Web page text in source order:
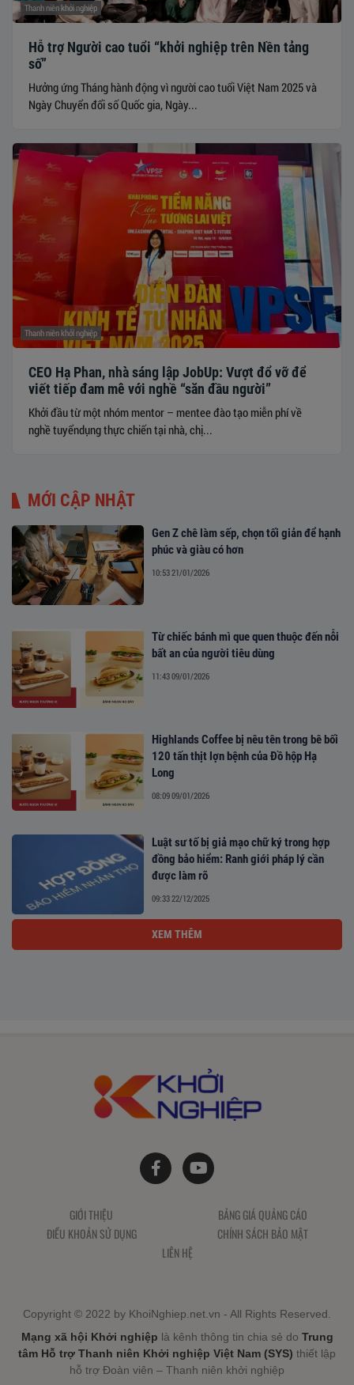
Thanh niên khởi nghiệp
Hỗ trợ Người cao tuổi “khởi nghiệp trên Nền tảng
số”
Hưởng ứng Tháng hành động vì người cao tuổi Việt Nam 2025 và
Ngày Chuyển đổi số Quốc gia, Ngày...
Thanh niên khởi nghiệp
CEO Hạ Phan, nhà sáng lập JobUp: Vượt đổ vỡ để
viết tiếp đam mê với nghề “săn đầu người”
Khởi đầu từ một nhóm mentor – mentee đào tạo miễn phí về
nghề tuyểndụng thực chiến tại nhà, chị...
MỚI CẬP NHẬT
Gen Z chê làm sếp, chọn tối giản để hạnh
phúc và giàu có hơn
10:53 21/01/2026
Từ chiếc bánh mì que quen thuộc đến nỗi
bất an của người tiêu dùng
11:43 09/01/2026
Highlands Coffee bị nêu tên trong bê bối
120 tấn thịt lợn bệnh của Đồ hộp Hạ
Long
08:09 09/01/2026
Luật sư tố bị giả mạo chữ ký trong hợp
đồng bảo hiểm: Ranh giới pháp lý cần
được làm rõ
09:33 22/12/2025
XEM THÊM
GIỚI THIỆU
BẢNG GIÁ QUẢNG CÁO
ĐIỀU KHOẢN SỬ DỤNG
CHÍNH SÁCH BẢO MẬT
LIÊN HỆ
Copyright © 2022 by KhoiNghiep.net.vn - All Rights Reserved.
Mạng xã hội Khởi nghiệp là kênh thông tin chia sẻ do Trung
tâm Hỗ trợ Thanh niên Khởi nghiệp Việt Nam (SYS) thiết lập
hỗ trợ Đoàn viên – Thanh niên khởi nghiệp